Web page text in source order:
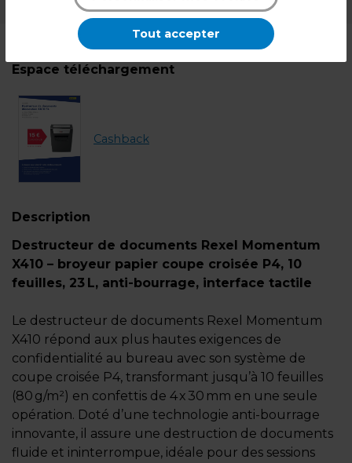
Description
Destructeur de documents Rexel Momentum
X410 – broyeur papier coupe croisée P4, 10
feuilles, 23 L, anti-bourrage, interface tactile
Le destructeur de documents Rexel Momentum
X410 répond aux plus hautes exigences de
confidentialité au bureau avec son système de
coupe croisée P4, transformant jusqu’à 10 feuilles
(80 g/m²) en confettis de 4 x 30 mm en une seule
opération. Doté d’une technologie anti-bourrage
innovante, il assure une destruction de documents
fluide et ininterrompue, idéale pour des sessions
Espace téléchargement
Cashback
Tout accepter